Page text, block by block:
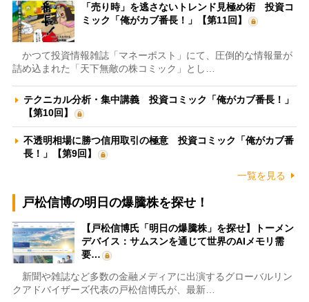
「売り時」を逃さないトレンド見極め術 投資コ
ミック「俺がカブ番長！」【第11回】
かつて投資情報雑誌「マネーポスト」にて、圧倒的な情報量が
詰め込まれた「天下無敵の株コミック」とし…
テクニカル分析・集中講義 投資コミック「俺がカブ番長！」
【第10回】
不透明相場に勝つ信用取引の極意 投資コミック「俺がカブ番
長！」【第9回】
一覧を見る
戸松信博の明日の爆騰株を探せ！
【戸松信博氏「明日の爆騰株」を探せ】トーメン
デバイス：サムスンを通じて世界のAIメモリ需
要…
新聞や雑誌など多数の金融メディアに出演するグローバルリン
クアドバイザーズ代表の戸松信博氏が、最新…